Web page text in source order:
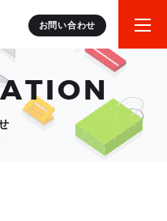
お問い合わせ